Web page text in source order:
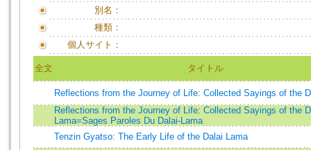
別名：
種類：
個人サイト：
全文 タイトル
Reflections from the Journey of Life: Collected Sayings of the
Reflections from the Journey of Life: Collected Sayings of the
Lama=Sages Paroles Du Dalai-Lama
Tenzin Gyatso: The Early Life of the Dalai Lama